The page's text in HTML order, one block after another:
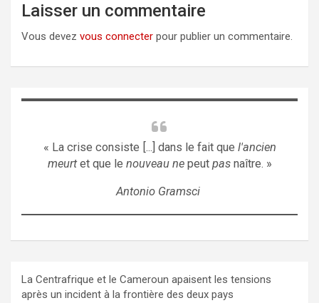
Laisser un commentaire
Vous devez vous connecter pour publier un commentaire.
« La crise consiste [...] dans le fait que l'ancien
meurtet que le nouveau nepeut pasnaître. »
Antonio Gramsci
La Centrafrique et le Cameroun apaisent les tensions
après un incident à la frontière des deux pays